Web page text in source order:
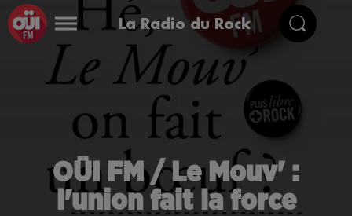
La Radio du Rock
OÜI FM / Le Mouv' :
l'union fait la force